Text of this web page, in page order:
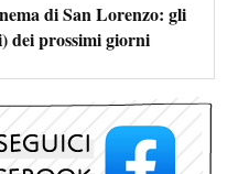
di San Lorenzo: gli
dei prossimi giorni